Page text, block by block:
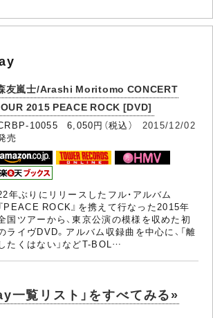
友嵐士/Arashi Moritomo CONCERT
2015 PEACE ROCK [DVD]
10055 6,050円（税込） 2015/12/02
売
年ぶりにリリースしたフル・アルバム
PEACE ROCK』を携えて行なった2015年
国ツアーから、東京公演の模様を収めた初
ライヴDVD。アルバム収録曲を中心に、「離
たくはない」などT-BOL…
一覧リスト」をすべてみる»